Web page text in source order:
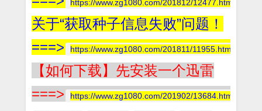
https://www.zg1080.com/201812/12477.html
关于“获取种子信息失败”问题！
===>
https://www.zg1080.com/201811/11955.html
【如何下载】先安装一个迅雷
===>
https://www.zg1080.com/201902/13684.html